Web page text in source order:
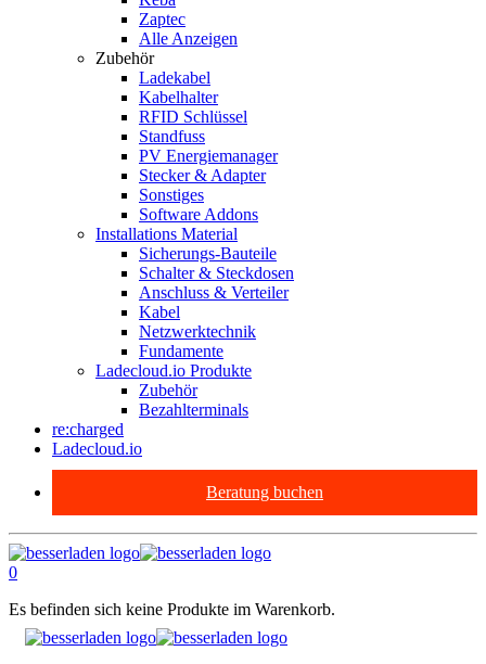
Zaptec
Alle Anzeigen
Zubehör
Ladekabel
Kabelhalter
RFID Schlüssel
Standfuss
PV Energiemanager
Stecker & Adapter
Sonstiges
Software Addons
Installations Material
Sicherungs-Bauteile
Schalter & Steckdosen
Anschluss & Verteiler
Kabel
Netzwerktechnik
Fundamente
Ladecloud.io Produkte
Zubehör
Bezahlterminals
re:charged
Ladecloud.io
Beratung buchen
0
Es befinden sich keine Produkte im Warenkorb.